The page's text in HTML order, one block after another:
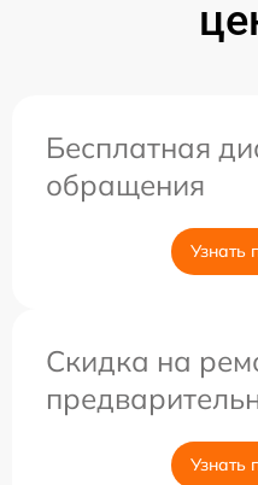
Бесплатная
обращения
Узнать
Скидка на
Узнать